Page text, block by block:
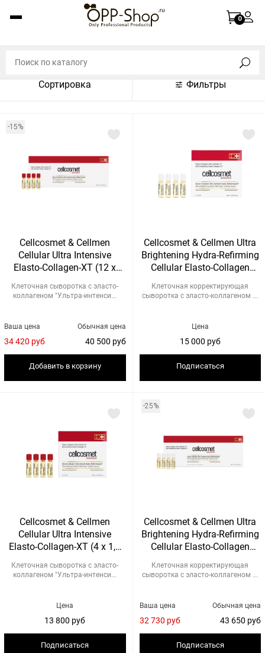
0
Сортировка Фильтры
По названию (A-Z)
По цене (по возрастанию)
По цене (по убыванию)
По популярности (по убыванию)
Показать:
120
Показать
-15%
Cellcosmet & Cellmen
Cellular Ultra Intensive
Elasto-Collagen-XT (12 x
Клеточная сыворотка с эласто-
коллагеном "Ультра-интенси...
Обычная цена
40 500 руб
Ваша цена
34 420 руб
Добавить в корзину
Cellcosmet & Cellmen Ultra
Brightening Hydra-Refirming
Cellular Elasto-Collagen
Клеточная корректирующая
сыворотка с эласто-коллагеном ...
Цена
15 000 руб
Подписаться
Cellcosmet & Cellmen
Cellular Ultra Intensive
Elasto-Collagen-XT (4 x 1,5
Клеточная сыворотка с эласто-
коллагеном "Ультра-интенси...
Цена
13 800 руб
Подписаться
-25%
Cellcosmet & Cellmen Ultra
Brightening Hydra-Refirming
Cellular Elasto-Collagen
Клеточная корректирующая
сыворотка с эласто-коллагеном ...
Обычная цена
43 650 руб
Ваша цена
32 730 руб
Подписаться